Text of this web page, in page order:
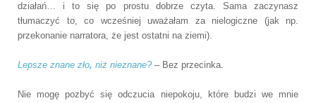
działań… i to się po prostu dobrze czyta. Sama zaczynasz
tłumaczyć to, co wcześniej uważałam za nielogiczne (jak np.
przekonanie narratora, że jest ostatni na ziemi).
Lepsze znane zło, niż nieznane? – Bez przecinka.
Nie mogę pozbyć się odczucia niepokoju, które budzi we mnie